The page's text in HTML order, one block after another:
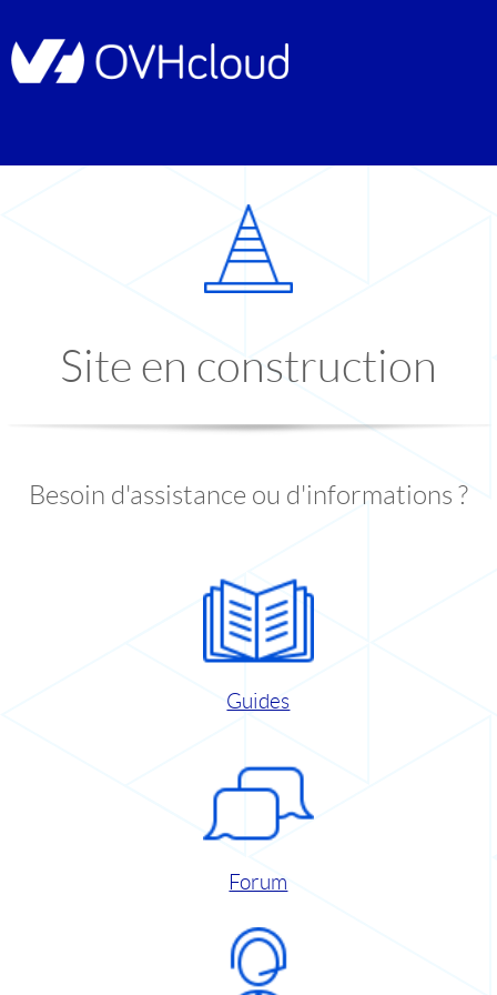
Site en construction
Besoin d'assistance ou d'informations ?
Guides
Forum